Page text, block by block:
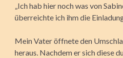
„Ich hab hier noch was von
überreichte ich ihm die
Mein Vater öffnete den
heraus. Nachdem er sich diese